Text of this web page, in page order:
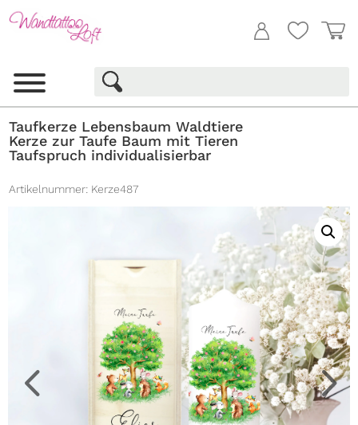
Taufkerze Lebensbaum Waldtiere
Kerze zur Taufe Baum mit Tieren
Taufspruch individualisierbar
Artikelnummer: Kerze487